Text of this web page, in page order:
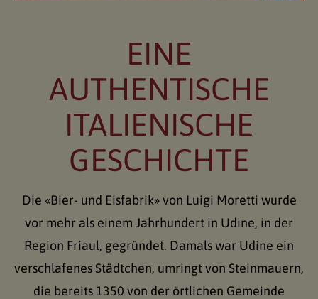
EINE
AUTHENTISCHE
ITALIENISCHE
GESCHICHTE
Die «Bier- und Eisfabrik» von Luigi Moretti wurde
vor mehr als einem Jahrhundert in Udine, in der
Region Friaul, gegründet. Damals war Udine ein
verschlafenes Städtchen, umringt von Steinmauern,
die bereits 1350 von der örtlichen Gemeinde